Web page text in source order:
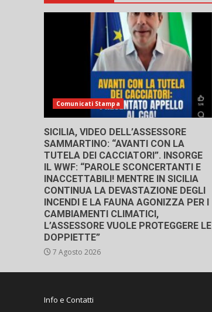
Comunicati Stampa
SICILIA, VIDEO DELL’ASSESSORE
SAMMARTINO: “AVANTI CON LA
TUTELA DEI CACCIATORI”. INSORGE
IL WWF: “PAROLE SCONCERTANTI E
INACCETTABILI! MENTRE IN SICILIA
CONTINUA LA DEVASTAZIONE DEGLI
INCENDI E LA FAUNA AGONIZZA PER I
CAMBIAMENTI CLIMATICI,
L’ASSESSORE VUOLE PROTEGGERE LE
DOPPIETTE”
7 Agosto 2026
Info e Contatti